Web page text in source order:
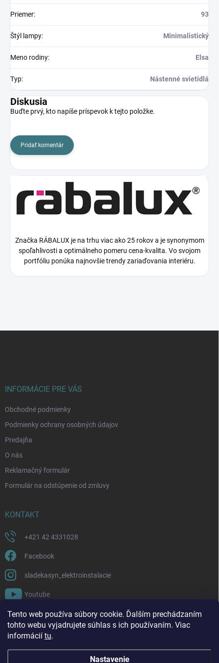
Tento web používa súbory cookie. Ďalším prechádzaním
tohto webu vyjadrujete súhlas s ich používaním. Viac
informácií tu.
Nastavenie
Priemer: 93
Štýl lampy: Minimalistický
Meno rodiny: Elsa
Typ: Nástenné svietidlá
Diskusia
Buďte prvý, kto napíše príspevok k tejto položke.
Pridať komentár
Značka RÁBALUX je na trhu viac ako 25 rokov a je synonymom
spoľahlivosti a optimálneho pomeru cena-kvalita. Vo svojom
portfóliu ponúka najnovšie trendy zariaďovania interiéru.
INFORMÁCIE PRE VÁS
Obchodné podmienky
Podmienky ochrany osobných údajov
Predajňa
O nás
Reklamačný formulár
Formulár na odstúpenie od zmluvy
KONTAKT
+421 42 4331028
Facebook
sladekasyn_elektroinstalacie
Youtube
FACEBOOK